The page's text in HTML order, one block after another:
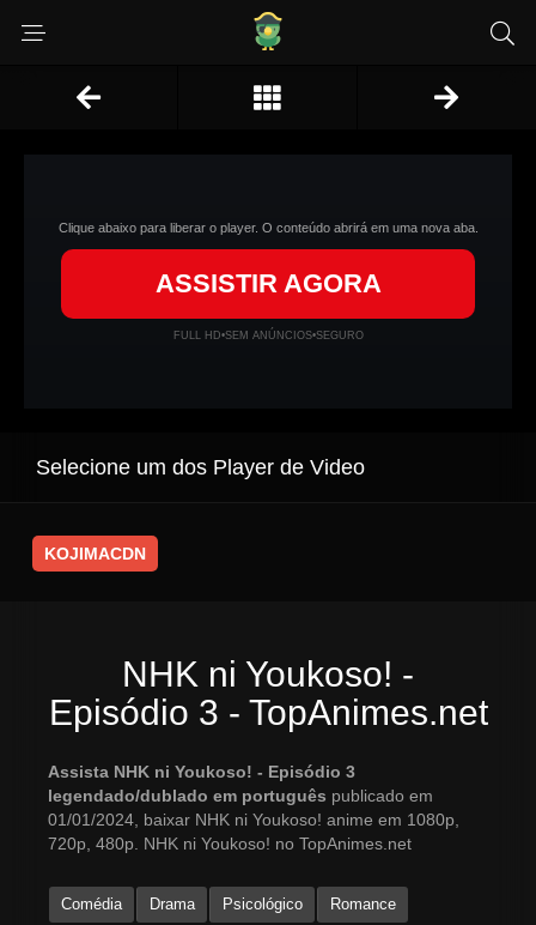
Clique abaixo para liberar o player. O conteúdo abrirá em uma nova aba.
ASSISTIR AGORA
FULL HD•SEM ANÚNCIOS•SEGURO
Selecione um dos Player de Video
KOJIMACDN
NHK ni Youkoso! -
Episódio 3 - TopAnimes.net
Assista NHK ni Youkoso! - Episódio 3
legendado/dublado em português publicado em
01/01/2024, baixar NHK ni Youkoso! anime em 1080p,
720p, 480p. NHK ni Youkoso! no TopAnimes.net
Comédia Drama Psicológico Romance